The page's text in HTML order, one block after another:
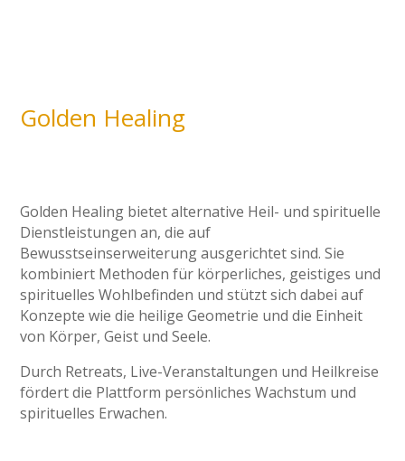
Golden Healing
Golden Healing bietet alternative Heil- und spirituelle
Dienstleistungen an, die auf
Bewusstseinserweiterung ausgerichtet sind. Sie
kombiniert Methoden für körperliches, geistiges und
spirituelles Wohlbefinden und stützt sich dabei auf
Konzepte wie die heilige Geometrie und die Einheit
von Körper, Geist und Seele.
Durch Retreats, Live-Veranstaltungen und Heilkreise
fördert die Plattform persönliches Wachstum und
spirituelles Erwachen.